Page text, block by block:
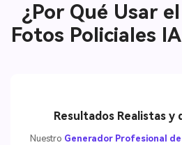
¿Por Qué Usar
Fotos Policiales
Resultados Realistas y
Nuestro Generador Profesional